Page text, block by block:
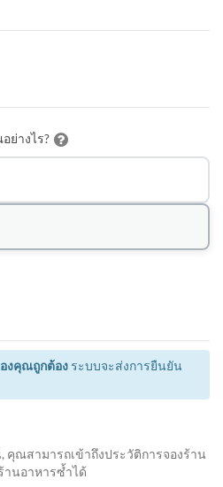
ย่างไร?
งคุณถูกต้อง ระบบจะส่งการยืนยัน
คุณสามารถเข้าถึงประวัติการจองร้าน
นอาหารซ้ำได้